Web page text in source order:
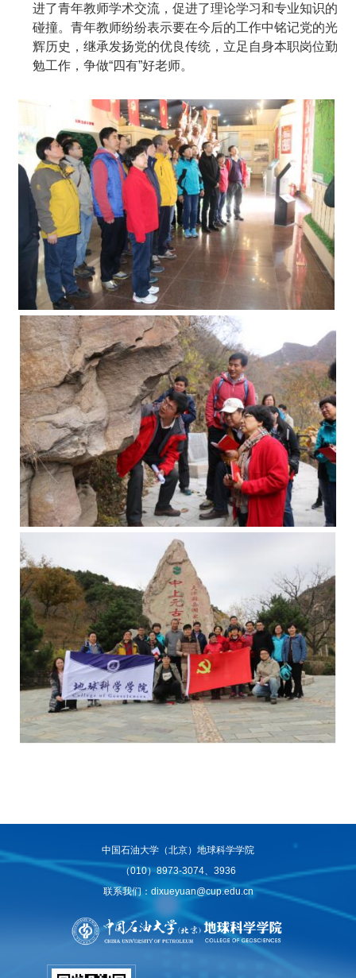
进了青年教师学术交流，促进了理论学习和专业知识的
碰撞。青年教师纷纷表示要在今后的工作中铭记党的光
辉历史，继承发扬党的优良传统，立足自身本职岗位勤
勉工作，争做“四有”好老师。
中国石油大学（北京）地球科学学院
（010）8973-3074、3936
联系我们：dixueyuan@cup.edu.cn